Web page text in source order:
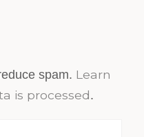
spam. Learn
is processed.